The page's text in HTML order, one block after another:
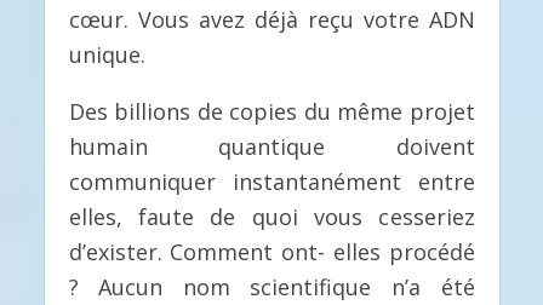
cœur. Vous avez déjà reçu votre ADN
unique.
Des billions de copies du même projet
humain quantique doivent
communiquer instantanément entre
elles, faute de quoi vous cesseriez
d’exister. Comment ont- elles procédé
? Aucun nom scientifique n’a été